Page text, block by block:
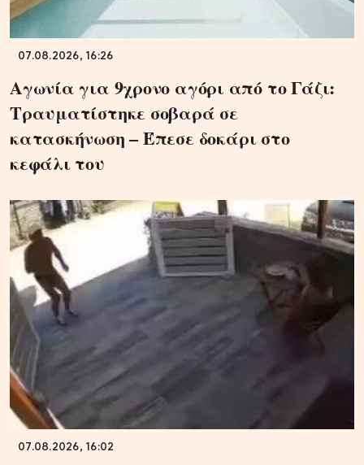
07.08.2026, 16:26
Αγωνία για 9χρονο αγόρι από το Γάζι:
Τραυματίστηκε σοβαρά σε
κατασκήνωση – Έπεσε δοκάρι στο
κεφάλι του
07.08.2026, 16:02